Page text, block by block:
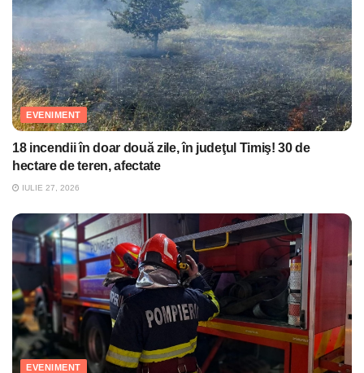
EVENIMENT
18 incendii în doar două zile, în judeţul Timiş! 30 de
hectare de teren, afectate
IULIE 27, 2026
EVENIMENT